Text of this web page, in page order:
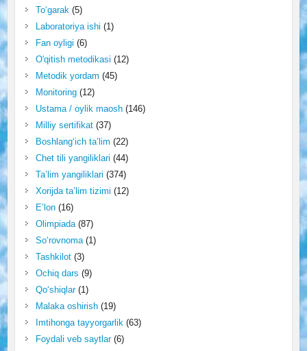
To‘garak(5)
Laboratoriya ishi (1)
Fan oyligi (6)
O'qitish metodikasi (12)
Metodik yordam (45)
Monitoring(12)
Ustama / oylik maosh(146)
Milliy sertifikat(37)
Boshlang‘ich ta’lim (22)
Chet tili yangiliklari (44)
Ta’lim yangiliklari (374)
Xorijda ta’lim tizimi (12)
E’lon(16)
Olimpiada(87)
So‘rovnoma(1)
Tashkilot(3)
Ochiq dars (9)
Qo‘shiqlar(1)
Malaka oshirish(19)
Imtihonga tayyorgarlik(63)
Foydali veb saytlar(6)